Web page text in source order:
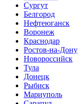
Сургут
Белгород
Нефтеюганск
Воронеж
Краснодар
Ростов-на-Дону
Новороссийск
Тула
Донецк
Рыбиск
Мариуполь